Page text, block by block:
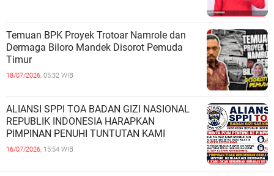
Temuan BPK Proyek Trotoar Namrole dan
Dermaga Biloro Mandek Disorot Pemuda
Timur
18/07/2026, 05:32 WIB
ALIANSI SPPI TOA BADAN GIZI NASIONAL
REPUBLIK INDONESIA HARAPKAN
PIMPINAN PENUHI TUNTUTAN KAMI
16/07/2026, 15:54 WIB